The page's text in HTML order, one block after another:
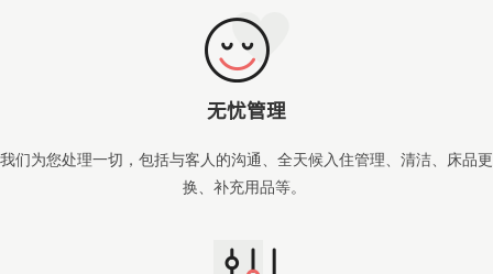
无忧管理
我们为您处理一切，包括与客人的沟通、全天候入住管理、清洁、床品更
换、补充用品等。